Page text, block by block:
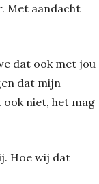
Met aandacht
dat ook met jou
dat mijn
niet, het mag
Hoe wij dat